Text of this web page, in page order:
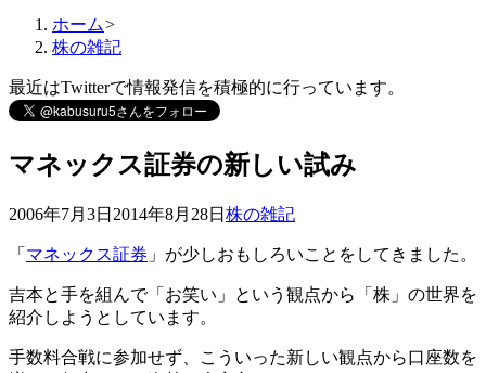
ホーム>
株の雑記
最近はTwitterで情報発信を積極的に行っています。
マネックス証券の新しい試み
2006年7月3日 2014年8月28日 株の雑記
「 マネックス証券 」が少しおもしろいことをしてきました。
吉本と手を組んで「お笑い」という観点から「株」の世界を
紹介 しようとしています。
手数料合戦に参加せず、こういった新しい観点から口座数を